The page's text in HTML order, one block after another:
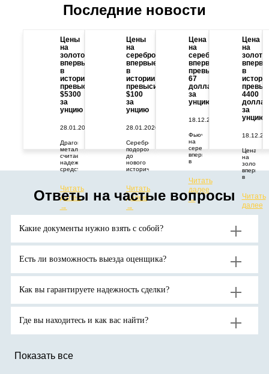
Последние новости
Цены
на
золото
впервые
в
истории
превысили
$5300
за
унцию
28.01.2026
Драгоценный
металл
считается
надежным
средством
от
геополитических
и
экономических
потрясений.
ожидают
продолжения
роста
золото
новых
Читать
далее
→
Цены
на
серебро
впервые
в
истории
превысили
$100
за
унцию
28.01.2026
Серебро
подорожало
до
нового
исторического
растут
из-за
дефицита
поставок
и
спроса
активы-
фоне
неопределенности.
Читать
далее
→
Цена
на
серебро
впервые
превысила
67
долларов
за
унцию
18.12.2025
Фьючерс
на
серебро
впервые
в
67
долларов
за
тройскую
Читать
далее
→
Цена
на
золото
в
4400
за
унцию
Цена
на
золото
впервые
в
отметку
в
4400
Читать
далее
→
Ответы на частые вопросы
Какие документы нужно взять с собой?
Есть ли возможность выезда оценщика?
Как вы гарантируете надежность сделки?
Где вы находитесь и как вас найти?
Показать все